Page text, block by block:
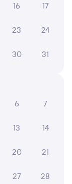
16 17
23 24
30 31
6 7
13 14
20 21
27 28